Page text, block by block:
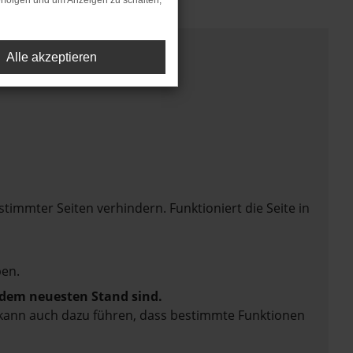
Seiten verhindern. Funktioniert die Seite in
neuesten Stand sind.
auch dazu führen, dass bestimmte Funktionen
Alle akzeptieren